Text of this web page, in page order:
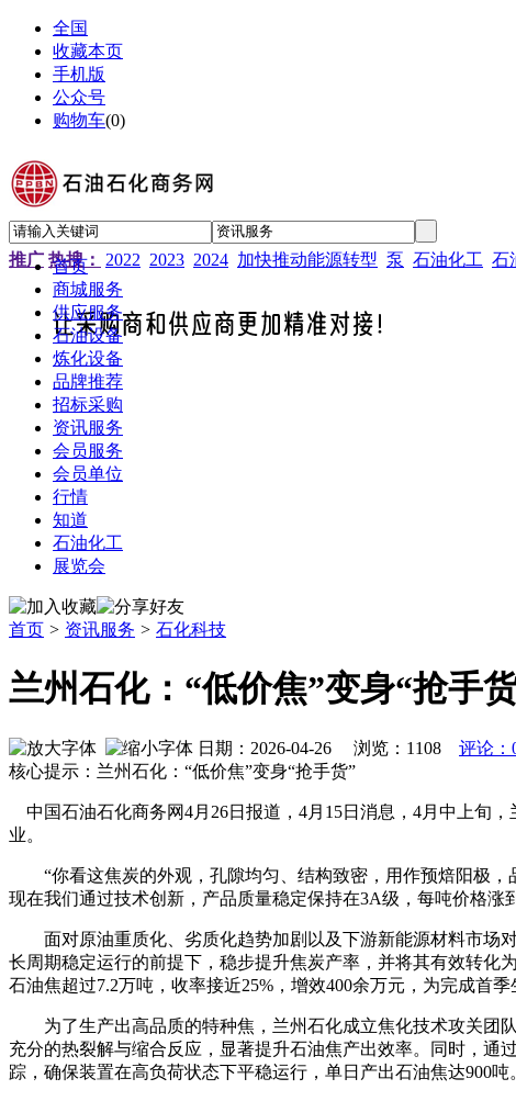
全国
收藏本页
手机版
公众号
购物车(0)
推广 热搜： 2022 2023 2024 加快推动能源转型 泵 石油化工 石
首页
商城服务
供应服务
石油设备
炼化设备
品牌推荐
招标采购
资讯服务
会员服务
会员单位
行情
知道
石油化工
展览会
首页 > 资讯服务 > 石化科技
兰州石化：“低价焦”变身“抢手
日期：2026-04-26 浏览： 1108
评论：
核心提示：兰州石化：“低价焦”变身“抢手货”
中国石油石化商务网4月26日报道，4月15日消息，4月中上旬
业。
“你看这焦炭的外观，孔隙均匀、结构致密，用作预焙阳极，
现在我们通过技术创新，产品质量稳定保持在3A级，每吨价格涨
面对原油重质化、劣质化趋势加剧以及下游新能源材料市场对
长周期稳定运行的前提下，稳步提升焦炭产率，并将其有效转化
石油焦超过7.2万吨，收率接近25%，增效400余万元，为完成首季
为了生产出高品质的特种焦，兰州石化成立焦化技术攻关团队
充分的热裂解与缩合反应，显著提升石油焦产出效率。同时，通
踪，确保装置在高负荷状态下平稳运行，单日产出石油焦达900吨